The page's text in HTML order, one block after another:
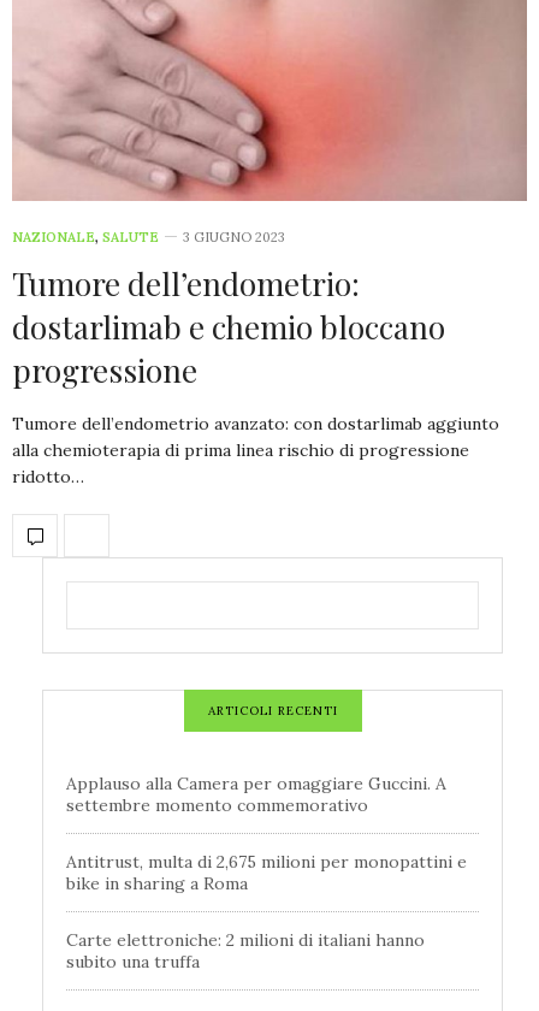
NAZIONALE, SALUTE 3 GIUGNO 2023
Tumore dell’endometrio:
dostarlimab e chemio bloccano
progressione
Tumore dell’endometrio avanzato: con dostarlimab aggiunto
alla chemioterapia di prima linea rischio di progressione
ridotto…
ARTICOLI RECENTI
Applauso alla Camera per omaggiare Guccini. A
settembre momento commemorativo
Antitrust, multa di 2,675 milioni per monopattini e
bike in sharing a Roma
Carte elettroniche: 2 milioni di italiani hanno
subito una truffa